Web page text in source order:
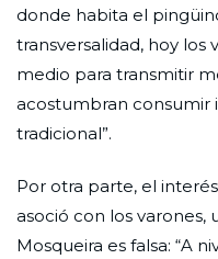
donde habita el
transversalidad, hoy
medio para transmitir
acostumbran consumir
tradicional”.
Por otra parte, el
asoció con los varones,
Mosqueira es falsa: “A